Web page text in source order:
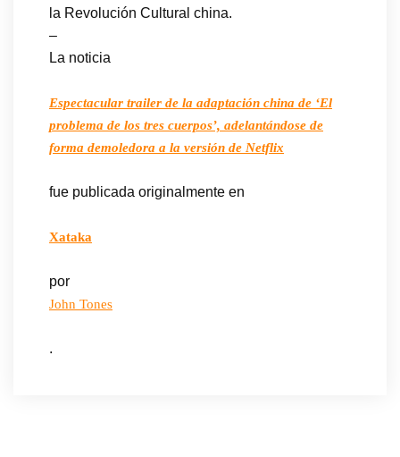
la Revolución Cultural china.
–
La noticia
Espectacular trailer de la adaptación china de ‘El
problema de los tres cuerpos’, adelantándose de
forma demoledora a la versión de Netflix
fue publicada originalmente en
Xataka
por
John Tones
.